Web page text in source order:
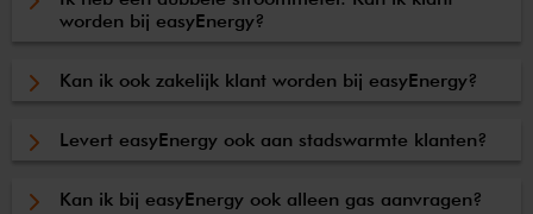
worden bij easyEnergy?
Kan ik ook zakelijk klant worden bij easyEnergy?
Levert easyEnergy ook aan stadswarmte klanten?
Kan ik bij easyEnergy ook alleen gas aanvragen?